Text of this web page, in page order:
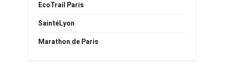
EcoTrail Paris
SaintéLyon
Marathon de Paris